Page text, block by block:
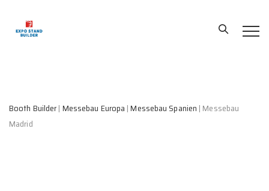
Booth Builder| Messebau Europa |Messebau Spanien | Messebau
Madrid